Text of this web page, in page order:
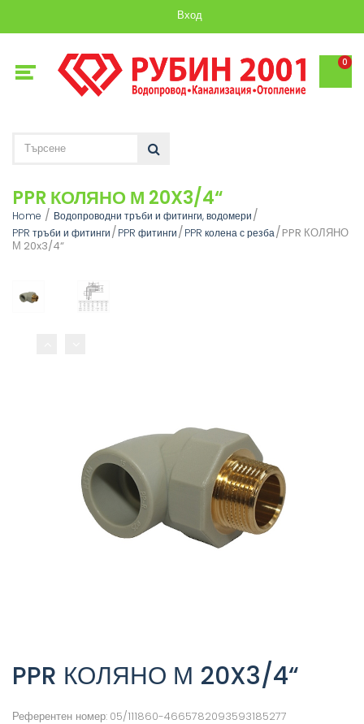
Вход
0
PPR КОЛЯНО М 20X3/4“
Home
Водопроводни тръби и фитинги, водомери
PPR тръби и фитинги
PPR фитинги PPR колена с резба PPR КОЛЯНО
М 20x3/4“
PPR КОЛЯНО М 20X3/4“
Референтен номер: 05/111860-4665782093593185277